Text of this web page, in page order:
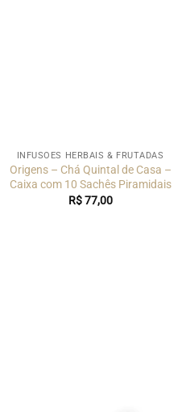
INFUSÕES HERBAIS & FRUTADAS
Origens – Chá Quintal de Casa –
Caixa com 10 Sachês Piramidais
R$77,00